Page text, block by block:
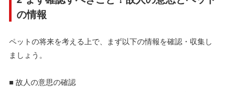
の情報
ペットの将来を考える上で、まず以下の情報を確認・収集し
ましょう。
■ 故人の意思の確認